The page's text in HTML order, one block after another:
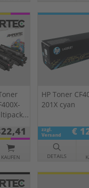
KAUFEN
HP Toner
201X cyan
zzgl.
Versand
€
DETAILS